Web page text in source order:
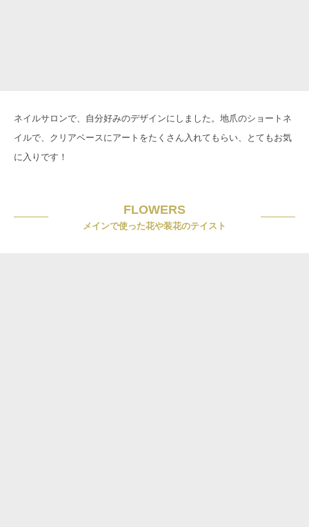
ネイルサロンで、自分好みのデザインにしました。地爪のショートネ
イルで、クリアベースにアートをたくさん入れてもらい、とてもお気
に入りです！
FLOWERS
メインで使った花や装花のテイスト